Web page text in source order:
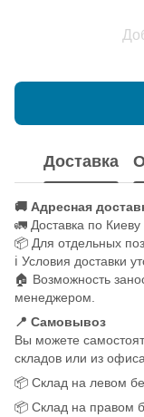
Доставка
🚚 Адресная
🚛 Доставка по
📦 Для отдельных
ℹ️ Условия доставки
🏠 Возможность
менеджером.
📍 Самовывоз
Вы можете
складов или из
📦 Склад на левом
📦 Склад на правом